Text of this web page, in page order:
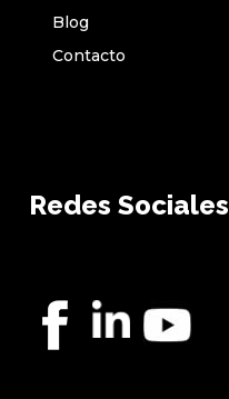
Blog
Contacto
Redes Sociales